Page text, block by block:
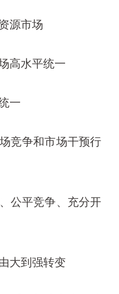
源市场
水平统一
一
争和市场干预行
平竞争、充分开
到强转变